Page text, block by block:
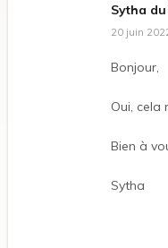
Sytha
20 juin
Bonjour,
Oui, cela
Bien à
Sytha